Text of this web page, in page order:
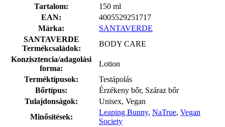
Tartalom:
150 ml
EAN:
4005529251717
Márka:
SANTAVERDE
SANTAVERDE
Termékcsaládok:
BODY CARE
Konzisztencia/adagolási
forma:
Lotion
Terméktípusok:
Testápolás
Bőrtípus:
Érzékeny bőr, Száraz bőr
Tulajdonságok:
Unisex, Vegan
Minősítések:
Leaping Bunny, NaTrue, Vegan
Society